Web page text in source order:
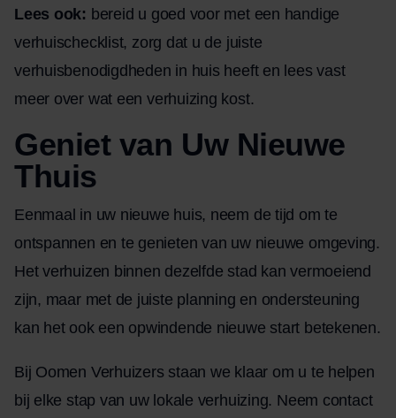
Lees ook: bereid u goed voor met een handige
verhuischecklist, zorg dat u de juiste
verhuisbenodigdheden in huis heeft en lees vast
meer over wat een verhuizing kost.
Geniet van Uw Nieuwe
Thuis
Eenmaal in uw nieuwe huis, neem de tijd om te
ontspannen en te genieten van uw nieuwe omgeving.
Het verhuizen binnen dezelfde stad kan vermoeiend
zijn, maar met de juiste planning en ondersteuning
kan het ook een opwindende nieuwe start betekenen.
Bij Oomen Verhuizers staan we klaar om u te helpen
bij elke stap van uw lokale verhuizing. Neem contact